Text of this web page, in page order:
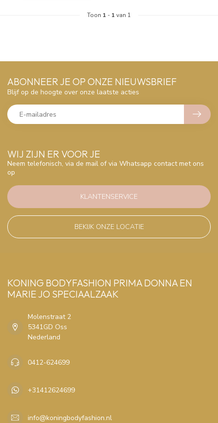
Toon 1 - 1 van 1
WIJ ZIJN ER VOOR JE
Neem telefonisch, via de mail of via Whatsapp contact met ons
op
KLANTENSERVICE
BEKIJK ONZE LOCATIE
ABONNEER JE OP ONZE NIEUWSBRIEF
Blijf op de hoogte over onze laatste acties
KONING BODYFASHION PRIMA DONNA EN
MARIE JO SPECIAALZAAK
Molenstraat 2
5341GD Oss
Nederland
0412-624699
+31412624699
info@koningbodyfashion.nl